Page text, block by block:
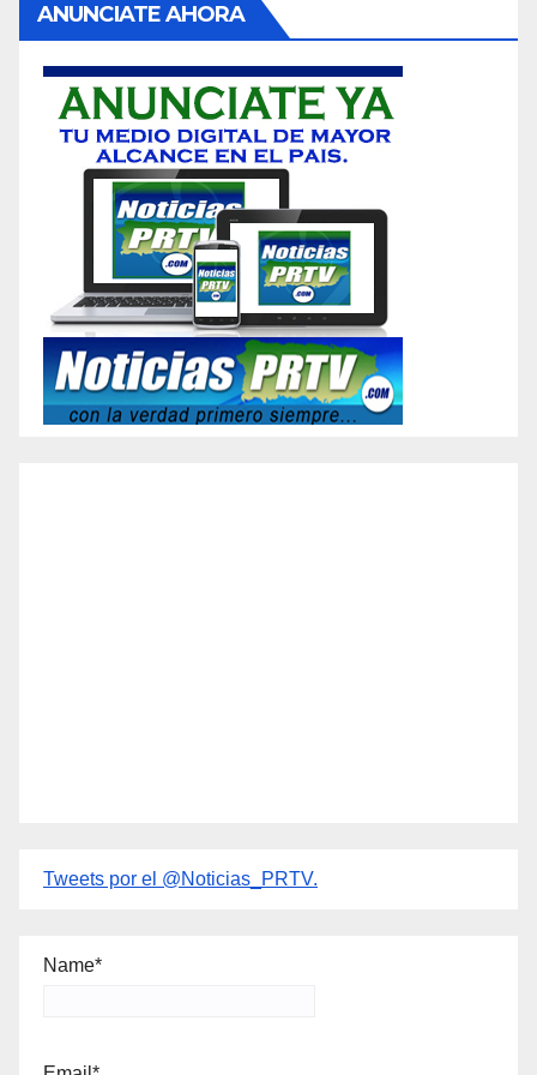
ANUNCIATE AHORA
Tweets por el @Noticias_PRTV.
Name*